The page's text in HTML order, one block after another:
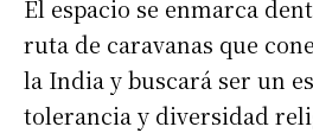
El espacio se enmarca
ruta de caravanas que
la India y buscará ser un
tolerancia y diversidad